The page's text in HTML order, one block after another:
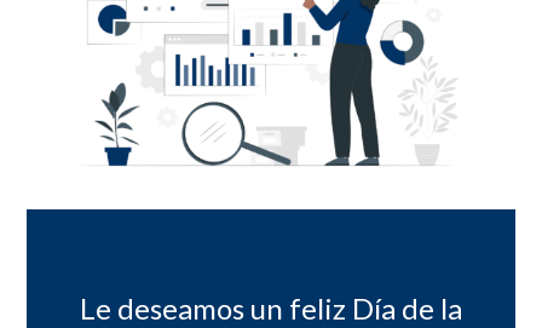
Le deseamos un feliz Día de la